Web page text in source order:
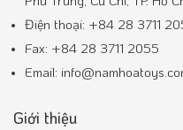
Điện thoại: +84 28 3711
Fax: +84 28 3711 2055
Email:
Giới thiệu